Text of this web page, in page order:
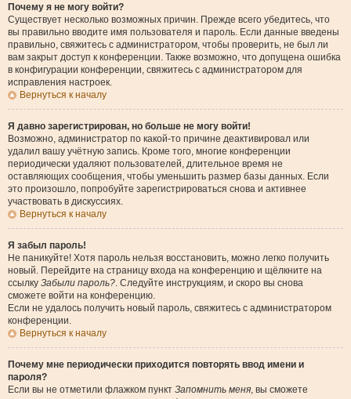
Почему я не могу войти?
Существует несколько возможных причин. Прежде всего убедитесь, что
вы правильно вводите имя пользователя и пароль. Если данные введены
правильно, свяжитесь с администратором, чтобы проверить, не был ли
вам закрыт доступ к конференции. Также возможно, что допущена ошибка
в конфигурации конференции, свяжитесь с администратором для
исправления настроек.
Вернуться к началу
Я давно зарегистрирован, но больше не могу войти!
Возможно, администратор по какой-то причине деактивировал или
удалил вашу учётную запись. Кроме того, многие конференции
периодически удаляют пользователей, длительное время не
оставляющих сообщения, чтобы уменьшить размер базы данных. Если
это произошло, попробуйте зарегистрироваться снова и активнее
участвовать в дискуссиях.
Вернуться к началу
Я забыл пароль!
Не паникуйте! Хотя пароль нельзя восстановить, можно легко получить
новый. Перейдите на страницу входа на конференцию и щёлкните на
ссылку Забыли пароль?. Следуйте инструкциям, и скоро вы снова
сможете войти на конференцию.
Если не удалось получить новый пароль, свяжитесь с администратором
конференции.
Вернуться к началу
Почему мне периодически приходится повторять ввод имени и
пароля?
Если вы не отметили флажком пункт Запомнить меня, вы сможете